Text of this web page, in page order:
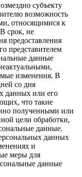
субъекту
возможность
относящимися к
срок, не
предоставления
представителем
данные
изменения. В
со дня
данных или его
что такие
полученными или
цели обработки,
данные.
данных
и
меры для
данные